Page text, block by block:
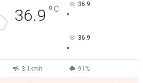
36.9 °C 36.9
°
36.9
°
3.1kmh 91%